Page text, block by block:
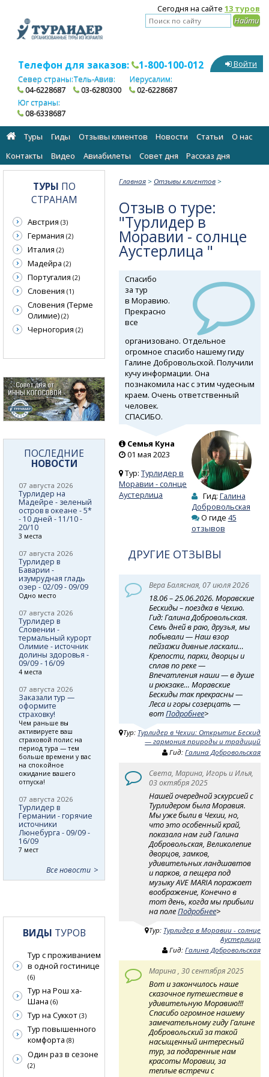
Сегодня на сайте 13 туров
Телефон для заказов: 1-800-100-012
Север страны:
04-6228687
Тель-Авив:
03-6280300
Иерусалим:
02-6228687
Юг страны:
08-6338687
Войти
Туры Гиды Отзывы клиентов Новости Статьи
О нас
Контакты
Видео Авиабилеты Cовет дня Рассказ дня
Главная > Отзывы клиентов >
Отзыв о туре:
"Турлидер в
Моравии - солнце
Аустерлица "
Спасибо
за тур
в Моравию.
Прекрасно
все
организовано. Отдельное
огромное спасибо нашему гиду
Галине Добровольской. Получили
кучу информации. Она
познакомила нас с этим чудесным
краем. Очень ответственный
человек.
СПАСИБО.
Семья Куна
01 мая 2023
Тур:Турлидер в
Моравии - солнце
Аустерлица
Гид: Галина
Добровольская
О гиде 45
отзывов
ДРУГИЕ ОТЗЫВЫ
Вера Балясная, 07 июля 2026
18.06 – 25.06.2026. Моравские
Бескиды – поездка в Чехию.
Гид: Галина Добровольская.
Семь дней в раю, друзья, мы
побывали — Наш взор
пейзажи дивные ласкали…
Крепости, парки, дворцы и
сплав по реке —
Впечатления наши — в душе
и рюкзаке… Моравские
Бескиды так прекрасны —
Леса и горы созерцать —
вотПодробнее>
Тур: Турлидер в Чехии: Открытие Бескид
— гармония природы и традиций
Гид:Галина Добровольская
Света, Марина, Игорь и Илья,
03 октября 2025
Нашей очередной эскурсией с
Турлидером была Моравия.
Мы уже были в Чехии, но,
что это особенный край,
показала нам гид Галина
Добровольская, Великолепие
дворцов, замков,
удивительных ландшавтов
и парков, а пещера под
музыку AVE MARIA поражает
воображение, Конечно в
тот день, когда мы прибыли
на полеПодробнее>
Тур: Турлидер в Моравии - солнце
Аустерлица
Гид:Галина Добровольская
Марина , 30 сентября 2025
Вот и закончилось наше
сказочное путешествие в
удивительную Моравию!!!
Спасибо огромное нашему
замечательному гиду Галине
Добровольский за такой
насыщенный интересный
тур, за подаренные нам
красоты Моравии, за
теплые встречи с
ТУРЫ ПО
СТРАНАМ
Австрия (3)
Германия (2)
Италия (2)
Мадейра (2)
Португалия (2)
Словения (1)
Словения (Терме
Олимие) (2)
Черногория (2)
ПОСЛЕДНИЕ
НОВОСТИ
07 августа 2026
Турлидер на
Мадейре - зеленый
остров в океане - 5*
- 10 дней - 11/10 -
20/10
3 места
07 августа 2026
Турлидер в
Баварии -
изумрудная гладь
озер - 02/09 - 09/09
Одно место
07 августа 2026
Турлидер в
Словении -
термальный курорт
Олимие - источник
долины здоровья -
09/09 - 16/09
4 места
07 августа 2026
Заказали тур —
оформите
страховку!
Чем раньше вы
активируете ваш
страховой полис на
период тура — тем
больше времени у вас
на спокойное
ожидание вашего
отпуска!
07 августа 2026
Турлидер в
Германии - горячие
источники
Люнебурга - 09/09 -
16/09
7 мест
Все новости
ВИДЫ ТУРОВ
Тур с проживанием
в одной гостинице
(6)
Тур на Рош ха-
Шана (6)
Тур на Суккот (3)
Тур повышенного
комфорта (8)
Один раз в сезоне
(2)